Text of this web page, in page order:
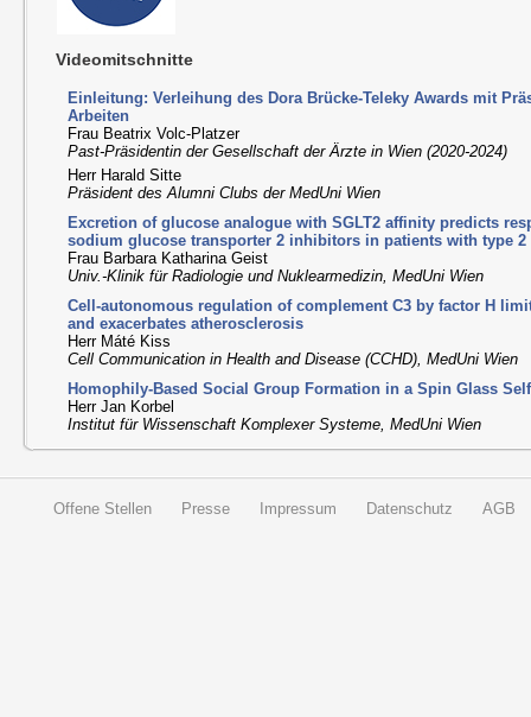
Videomitschnitte
Einleitung: Verleihung des Dora Brücke-Teleky Awards mit
Arbeiten
Frau Beatrix Volc-Platzer
Past-Präsidentin der Gesellschaft der Ärzte in Wien (2020-2024)
Herr Harald Sitte
Präsident des Alumni Clubs der MedUni Wien
Excretion of glucose analogue with SGLT2 affinity predicts
sodium glucose transporter 2 inhibitors in patients with type
Frau Barbara Katharina Geist
Univ.-Klinik für Radiologie und Nuklearmedizin, MedUni Wien
Cell-autonomous regulation of complement C3 by factor H
and exacerbates atherosclerosis
Herr Máté Kiss
Cell Communication in Health and Disease (CCHD), MedUni Wien
Homophily-Based Social Group Formation in a Spin Glass
Herr Jan Korbel
Institut für Wissenschaft Komplexer Systeme, MedUni Wien
Offene Stellen Presse Impressum Datenschutz AGB